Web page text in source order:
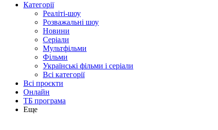
Категорії
Реаліті-шоу
Розважальні шоу
Новини
Серіали
Мультфільми
Фільми
Українські фільми і серіали
Всі категорії
Всі проєкти
Онлайн
ТБ програма
Еще